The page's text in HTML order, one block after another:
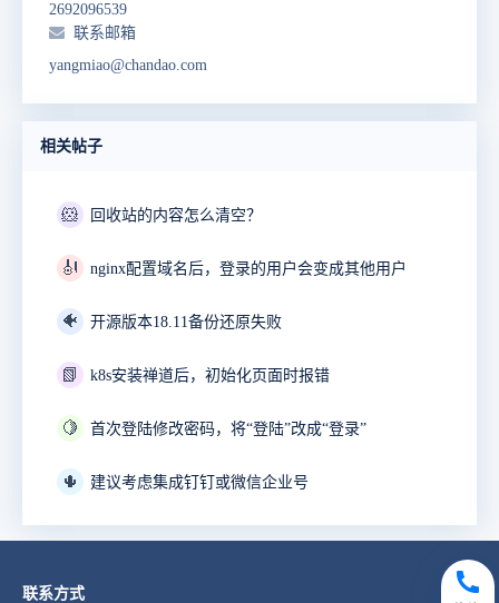
2692096539
联系邮箱
yangmiao@chandao.com
相关帖子
🐹 回收站的内容怎么清空？
🎻 nginx配置域名后，登录的用户会变成其他用户
🐠 开源版本18.11备份还原失败
📗 k8s安装禅道后，初始化页面时报错
🍋 首次登陆修改密码，将“登陆”改成“登录”
🌵 建议考虑集成钉钉或微信企业号
联系方式